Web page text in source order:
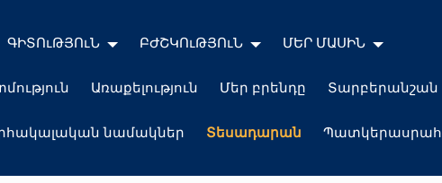
ԳԻՏՈւԹՅՈւՆ ԲԺՇԿՈւԹՅՈւՆ ՄԵՐ ՄԱՍԻՆ
Առաքելություն Մեր բրենդը Տարբերանշան
նամակներ Տեսադարան Պատկերասրահ